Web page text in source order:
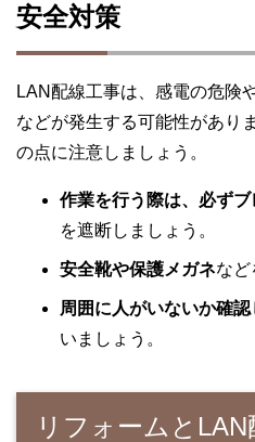
安全対策
LAN配線工事は、感電の危険
などが発生する可能性があり
の点に注意しましょう。
作業を行う際は、必ず
を遮断しましょう。
安全靴や保護メガネなど
周囲に人がいないか確認
いましょう。
リフォームと